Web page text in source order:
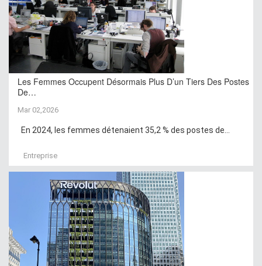
Les Femmes Occupent Désormais Plus D’un Tiers Des Postes
De…
Mar 02,2026
En 2024, les femmes détenaient 35,2 % des postes de...
Entreprise